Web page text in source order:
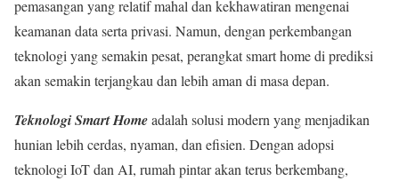
pemasangan yang relatif mahal dan kekhawatiran mengenai
keamanan data serta privasi. Namun, dengan perkembangan
teknologi yang semakin pesat, perangkat smart home di prediksi
akan semakin terjangkau dan lebih aman di masa depan.
Teknologi Smart Homeadalah solusi modern yang menjadikan
hunian lebih cerdas, nyaman, dan efisien. Dengan adopsi
teknologi IoT dan AI, rumah pintar akan terus berkembang,